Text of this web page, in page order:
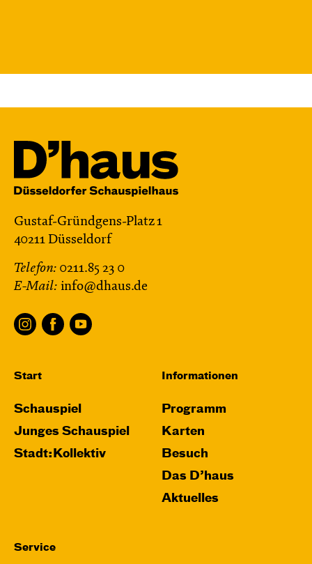
Gustaf-Gründgens-Platz 1
40211 Düsseldorf
Telefon: 0211.85 23 0
E-Mail: info@dhaus.de
Start
Schauspiel
Junges Schauspiel
Stadt:Kollektiv
Informationen
Programm
Karten
Besuch
Das D’haus
Aktuelles
Service